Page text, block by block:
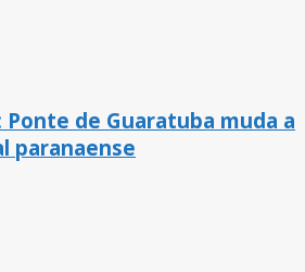
de Guaratuba muda a
paranaense